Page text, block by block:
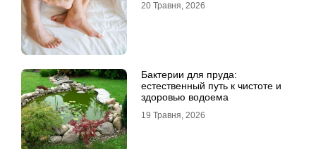
20 Травня, 2026
Бактерии для пруда:
естественный путь к чистоте и
здоровью водоема
19 Травня, 2026